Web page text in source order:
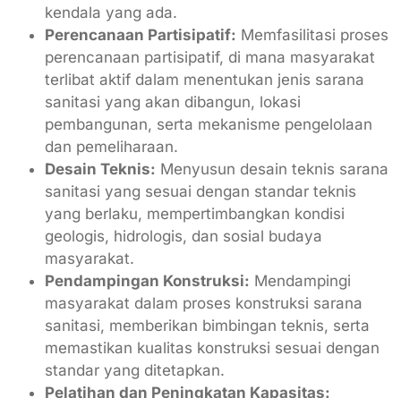
kendala yang ada.
Perencanaan Partisipatif: Memfasilitasi proses
perencanaan partisipatif, di mana masyarakat
terlibat aktif dalam menentukan jenis sarana
sanitasi yang akan dibangun, lokasi
pembangunan, serta mekanisme pengelolaan
dan pemeliharaan.
Desain Teknis: Menyusun desain teknis sarana
sanitasi yang sesuai dengan standar teknis
yang berlaku, mempertimbangkan kondisi
geologis, hidrologis, dan sosial budaya
masyarakat.
Pendampingan Konstruksi: Mendampingi
masyarakat dalam proses konstruksi sarana
sanitasi, memberikan bimbingan teknis, serta
memastikan kualitas konstruksi sesuai dengan
standar yang ditetapkan.
Pelatihan dan Peningkatan Kapasitas: